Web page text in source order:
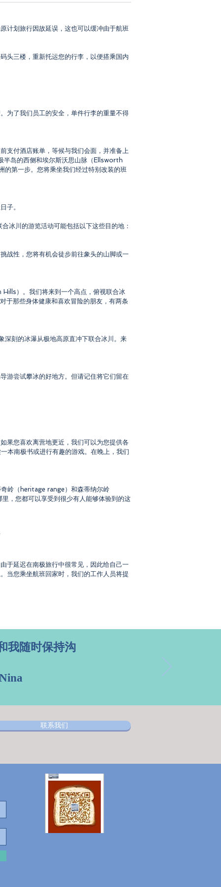
计划旅行因故延误，这也可以缓冲由于航班
头三楼，重新托运您的行李，以便搭乘国内
为了我们员工的安全，单件行李的重量不得
支付酒店账单，等候与我们会面，并准备上
半岛的西侧和埃尔斯沃思山脉（Ellsworth
第一步。您将乘坐我们经过特别改装的班
子。
冰川的游览活动可能包括以下这些目的地：
战性，您将有机会徒步前往象头的山脚或一
）。我们将来到一个高点，俯视联合冰
那些身体健康和喜欢冒险的朋友，有两条
刻的冰瀑从极地高原直冲下联合冰川。来
游尝试攀冰的好地方。但请记住将它们留在
果您喜欢离营地更近，我们可以为您提供各
本南极书或进行有趣的游戏。在晚上，我们
岭（heritage range）和森蒂纳尔岭
，您都可以享受到很少有人能够体验到的这
于延迟在南极旅行中很常见，因此给自己一
当您乘坐航班回家时，我们的工作人员将提
我随时保持沟
联系我们